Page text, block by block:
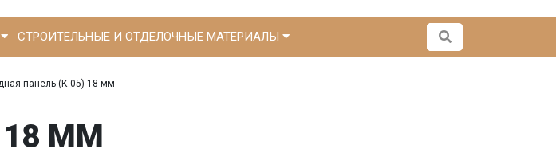
СТРОИТЕЛЬНЫЕ И ОТДЕЛОЧНЫЕ МАТЕРИАЛЫ
панель (К-05) 18 мм
ММ